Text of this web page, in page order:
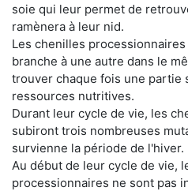
soie qui leur permet de
ramènera à leur nid.
Les chenilles
branche à une autre dans le
trouver chaque fois une partie
ressources nutritives.
Durant leur cycle de vie, les
subiront trois nombreuses
survienne la période de l'hiver.
Au début de leur cycle de vie,
processionnaires ne sont pas